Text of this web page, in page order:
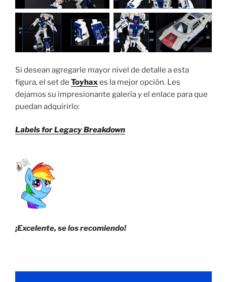
Si desean agregarle mayor nivel de detalle a esta
figura, el set de Toyhaxes la mejor opción. Les
dejamos su impresionante galería y el enlace para que
puedan adquirirlo:
Labels for Legacy Breakdown
¡Excelente, se los recomiendo!